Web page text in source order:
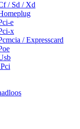
/ Sd / Xd
e
x
/ Expresscard